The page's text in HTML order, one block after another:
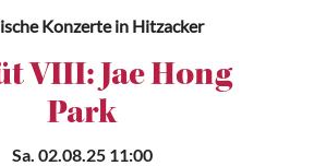
Konzertein Hitzacker
VIII: Jae Hong
Park
Sa. 02.08.25 11:00